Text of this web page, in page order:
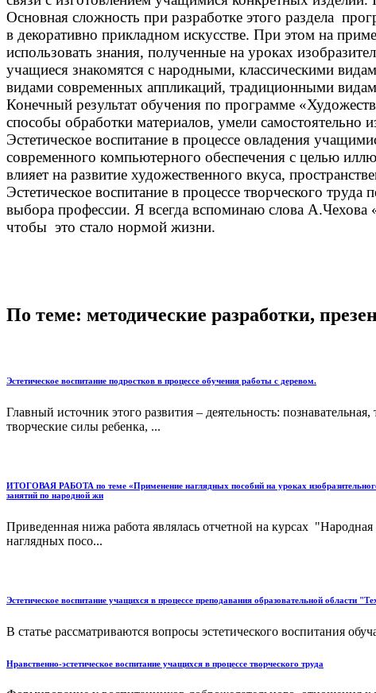
Основная сложность при разработке этого раздела
в декоративно прикладном искусстве. При этом на
использовать знания, полученные на уроках
учащиеся знакомятся с народными, классическими
видами современных аппликаций, традиционными
Конечный результат обучения по программе
способы обработки материалов, умели самостоятельно
Эстетическое воспитание в процессе овладения
современного компьютерного обеспечения с целью
влияет на развитие художественного вкуса,
Эстетическое воспитание в процессе творческого
выбора профессии. Я всегда вспоминаю слова
чтобы это стало нормой жизни.
По теме: методические разработки,
Эстетическое воспитание подростков в процессе обучения работы с деревом.
Главный источник этого развития – деятельность:
творческие силы ребенка, ...
ИТОГОВАЯ РАБОТА по теме «Применение наглядных пособий на уроках
занятий по народной жи
Приведенная нижа работа являлась отчетной на курсах
наглядных посо...
Эстетическое воспитание учащихся в процессе преподавания образовательной области
В статье рассматриваются вопросы эстетического воспитания
Нравственно-эстетическое воспитание учащихся в процессе творческого труда